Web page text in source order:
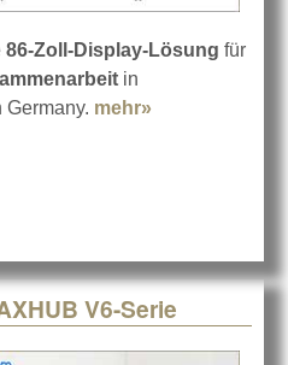
86-Zoll-Display-Lösung für
in
Germany. mehr»
V6-Serie